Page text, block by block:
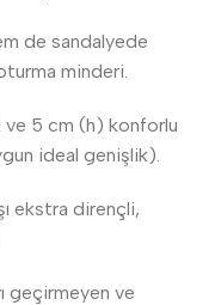
de sandalyede
minderi.
5 cm (h) konforlu
ideal genişlik).
ekstra dirençli,
geçirmeyen ve